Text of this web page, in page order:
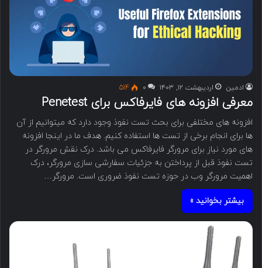
ادمین اردیبهشت ۱۲, ۱۴۰۳ ۰ 514
معرفی افزونه های فایرفاکس برای Penetest
افزونه های مختلفی برای بحث تست نفوذ وجود دارد که میتوانیم از آن
ها برای انجام برخی از تست ها استفاده کنیم. هدف ما در اینجا افزونه
های مورد نیاز برای مرورگر فایرفاکس می باشد. درک نقش مرورگر در
تست نفوذ قبل از پرداختن به جزئیات سفارشی سازی مرورگر، درک
اهمیت مرورگر وب در حوزه تست نفوذ ضروری است. مرورگر…
بیشتر بخوانید »